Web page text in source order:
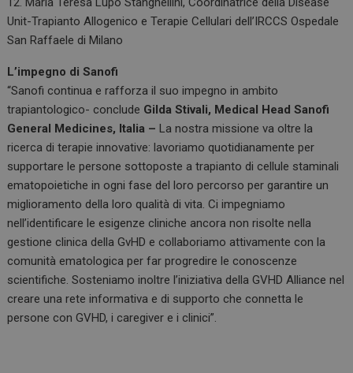
Unit-Trapianto Allogenico e Terapie Cellulari dell’IRCCS Ospedale
San Raffaele di Milano
L’impegno di Sanofi
“Sanofi continua e rafforza il suo impegno in ambito
trapiantologico- conclude Gilda Stivali, Medical Head Sanofi
General Medicines, Italia – La nostra missione va oltre la
ricerca di terapie innovative: lavoriamo quotidianamente per
supportare le persone sottoposte a trapianto di cellule staminali
ematopoietiche in ogni fase del loro percorso per garantire un
miglioramento della loro qualità di vita. Ci impegniamo
nell’identificare le esigenze cliniche ancora non risolte nella
gestione clinica della GvHD e collaboriamo attivamente con la
comunità ematologica per far progredire le conoscenze
scientifiche. Sosteniamo inoltre l’iniziativa della GVHD Alliance nel
creare una rete informativa e di supporto che connetta le
persone con GVHD, i caregiver e i clinici”.